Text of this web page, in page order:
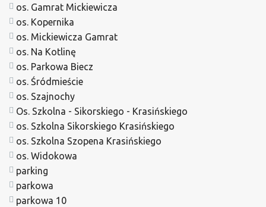
os. Gamrat Mickiewicza
os. Kopernika
os. Mickiewicza Gamrat
os. Na Kotlinę
os. Parkowa Biecz
os. Śródmieście
os. Szajnochy
Os. Szkolna - Sikorskiego - Krasińskiego
os. Szkolna Sikorskiego Krasińskiego
os. Szkolna Szopena Krasińskiego
os. Widokowa
parking
parkowa
parkowa 10